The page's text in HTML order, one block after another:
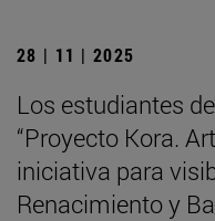
28 | 11 | 2025
Los estudiantes
“Proyecto Kora.
iniciativa para
Renacimiento y